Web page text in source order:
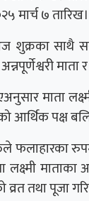
मार्च ७ तारिख।
शुक्रका साथै
माता
माता
पक्ष
फलाहारका
माताका
तथा पूजा